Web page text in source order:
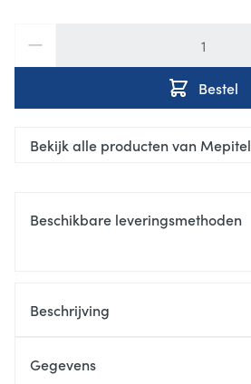
Bestel
Bekijk alle producten van Mepitel
Beschikbare leveringsmethoden
Beschrijving
Gegevens